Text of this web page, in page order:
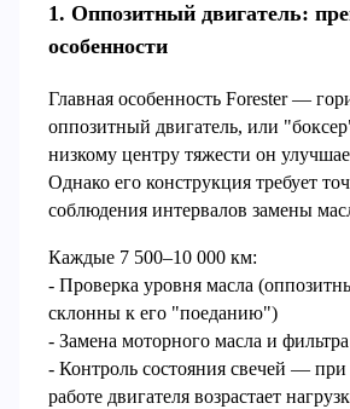
1. Оппозитный двигатель:
особенности
Главная особенность Forester —
оппозитный двигатель, или
низкому центру тяжести он
Однако его конструкция требует
соблюдения интервалов замены
Каждые 7 500–10 000 км:
- Проверка уровня масла
склонны к его "поеданию")
- Замена моторного масла и фильтра
- Контроль состояния свечей —
работе двигателя возрастает